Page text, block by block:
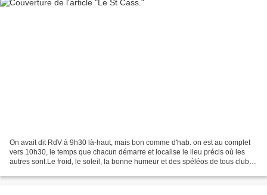
On avait dit RdV à 9h30 là-haut, mais bon comme d'hab. on est au complet
vers 10h30, le temps que chacun démarre et localise le lieu précis où les
autres sont.Le froid, le soleil, la bonne humeur et des spéléos de tous clubs